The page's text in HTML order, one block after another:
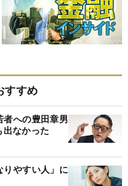
すすめ
者への豊田章男
なかった
りやすい人」に